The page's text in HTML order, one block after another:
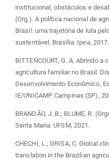
institucional, obstáculos e
(Org.). A política nacional de
Brasil: uma trajetória de luta
sustentável. Brasília: Ipea,
BITTENCOURT, G. A. Abrindo
agricultura familiar no Brasil.
Desenvolvimento Econômico,
IE/UNICAMP. Campinas (SP),
BRANDÃO, J. B.; BLUME, R.
Santa Maria: UFSM, 2021.
CHECHI, L.; GRISA, C. Global
translation in the Brazilian